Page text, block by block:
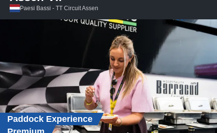
Paesi Bassi - TT Circuit Assen
Paddock Experience